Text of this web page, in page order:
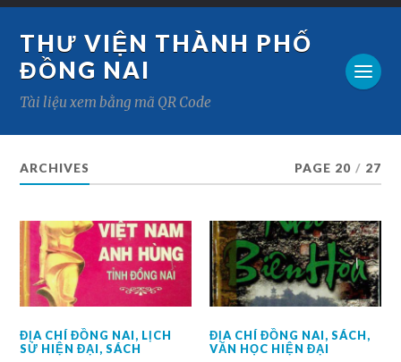
THƯ VIỆN THÀNH PHỐ
ĐỒNG NAI
Tài liệu xem bằng mã QR Code
ARCHIVES PAGE 20 / 27
ĐỊA CHÍ ĐỒNG NAI, LỊCH
SỬ HIỆN ĐẠI,SÁCH
ĐỊA CHÍ ĐỒNG NAI,SÁCH,
VĂN HỌC HIỆN ĐẠI